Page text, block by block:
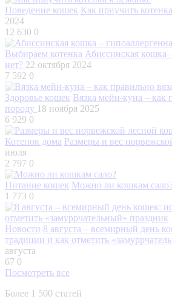
Поведение кошек Как приучить
2024
12 630 0
Выбираем котенка Абиссинская кошка
нет? 22 октября 2024
7 592 0
Здоровье кошек Вязка мейн-куна – как
породу 18 ноября 2025
6 929 0
Котенок дома Размеры и вес
июля
2 797 0
Питание кошек Можно ли кошкам сало?
1 773 0
Новости 8 августа – всемирный день
традиции и как отметить
августа
67 0
Посмотреть все
Более 1 500 статей